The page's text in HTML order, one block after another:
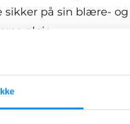
sikker på sin blære-
pleje.
engelsk):
for